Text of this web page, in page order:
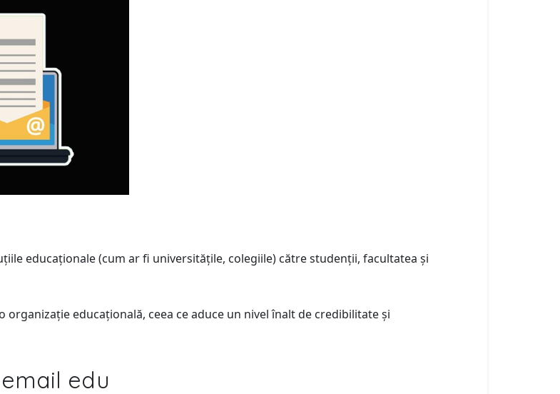
educaționale (cum ar fi universitățile, colegiile) către studenții, facultatea și
organizație educațională, ceea ce aduce un nivel înalt de credibilitate și
edu